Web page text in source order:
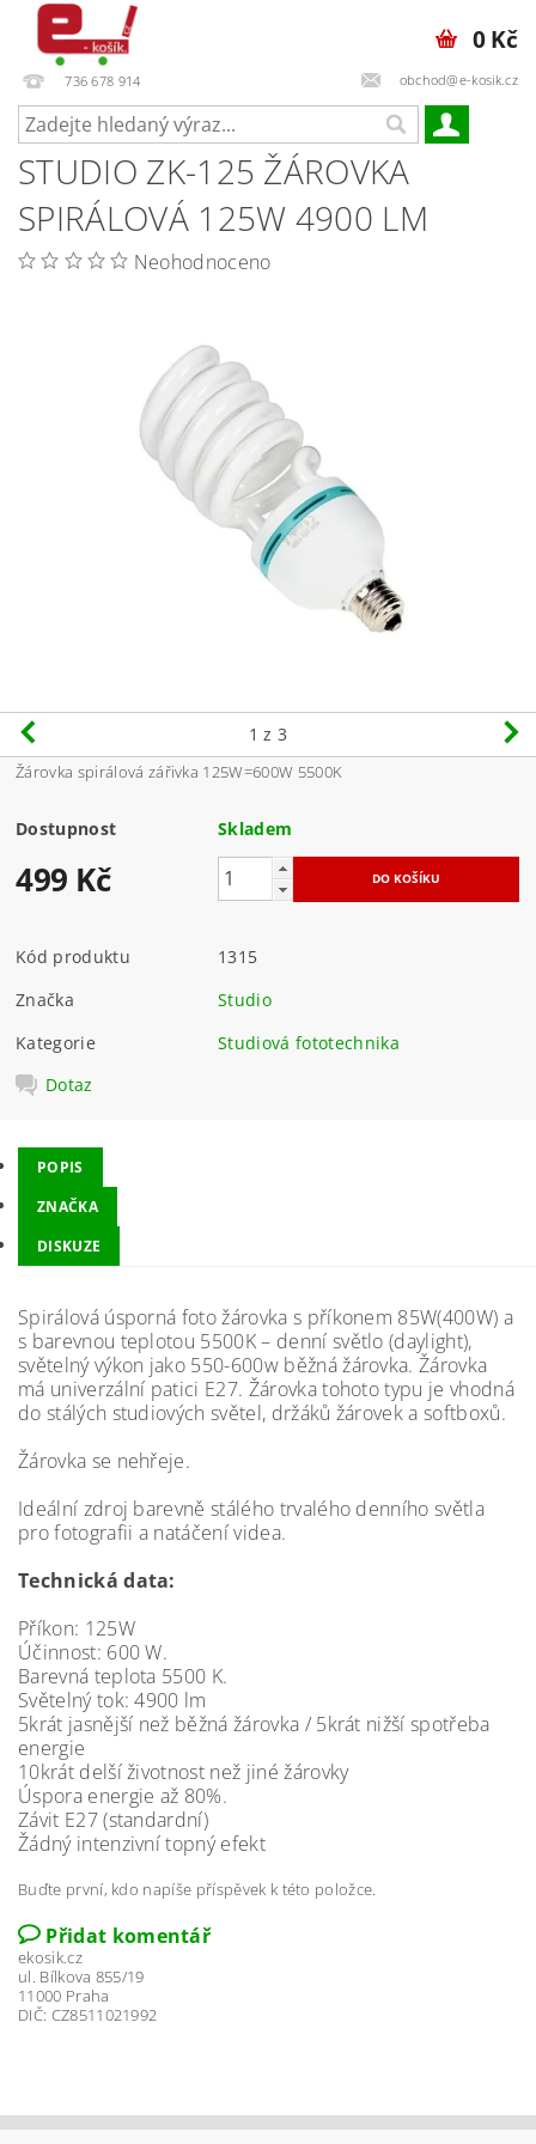
736 678 914 obchod@e-kosik.cz
0 Kč
STUDIO ZK-125 ŽÁROVKA
SPIRÁLOVÁ 125W 4900 LM
Neohodnoceno
1 z 3
Žárovka spirálová zářivka 125W=600W 5500K
Dostupnost Skladem
499 Kč
Kód produktu
1315
Značka
Studio
Kategorie
Studiová fototechnika
Dotaz
POPIS
ZNAČKA
DISKUZE
Spirálová úsporná foto žárovka s příkonem 85W(400W) a
s barevnou teplotou 5500K – denní světlo (daylight),
světelný výkon jako 550-600w běžná žárovka. Žárovka
má univerzální patici E27. Žárovka tohoto typu je vhodná
do stálých studiových světel, držáků žárovek a softboxů.
Žárovka se nehřeje.
Ideální zdroj barevně stálého trvalého denního světla
pro fotografii a natáčení videa.
Technická data:
Příkon: 125W
Účinnost: 600 W.
Barevná teplota 5500 K.
Světelný tok: 4900 lm
5krát jasnější než běžná žárovka / 5krát nižší spotřeba
energie
10krát delší životnost než jiné žárovky
Úspora energie až 80%.
Závit E27 (standardní)
Žádný intenzivní topný efekt
Buďte první, kdo napíše příspěvek k této položce.
Přidat komentář
ekosik.cz
ul. Bílkova 855/19
11000 Praha
DIČ: CZ8511021992